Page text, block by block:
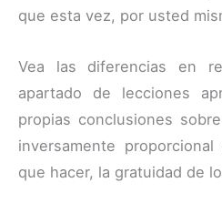
que esta vez, por usted
Vea las diferencias en
apartado de lecciones
propias conclusiones
inversamente
que hacer, la gratuidad de